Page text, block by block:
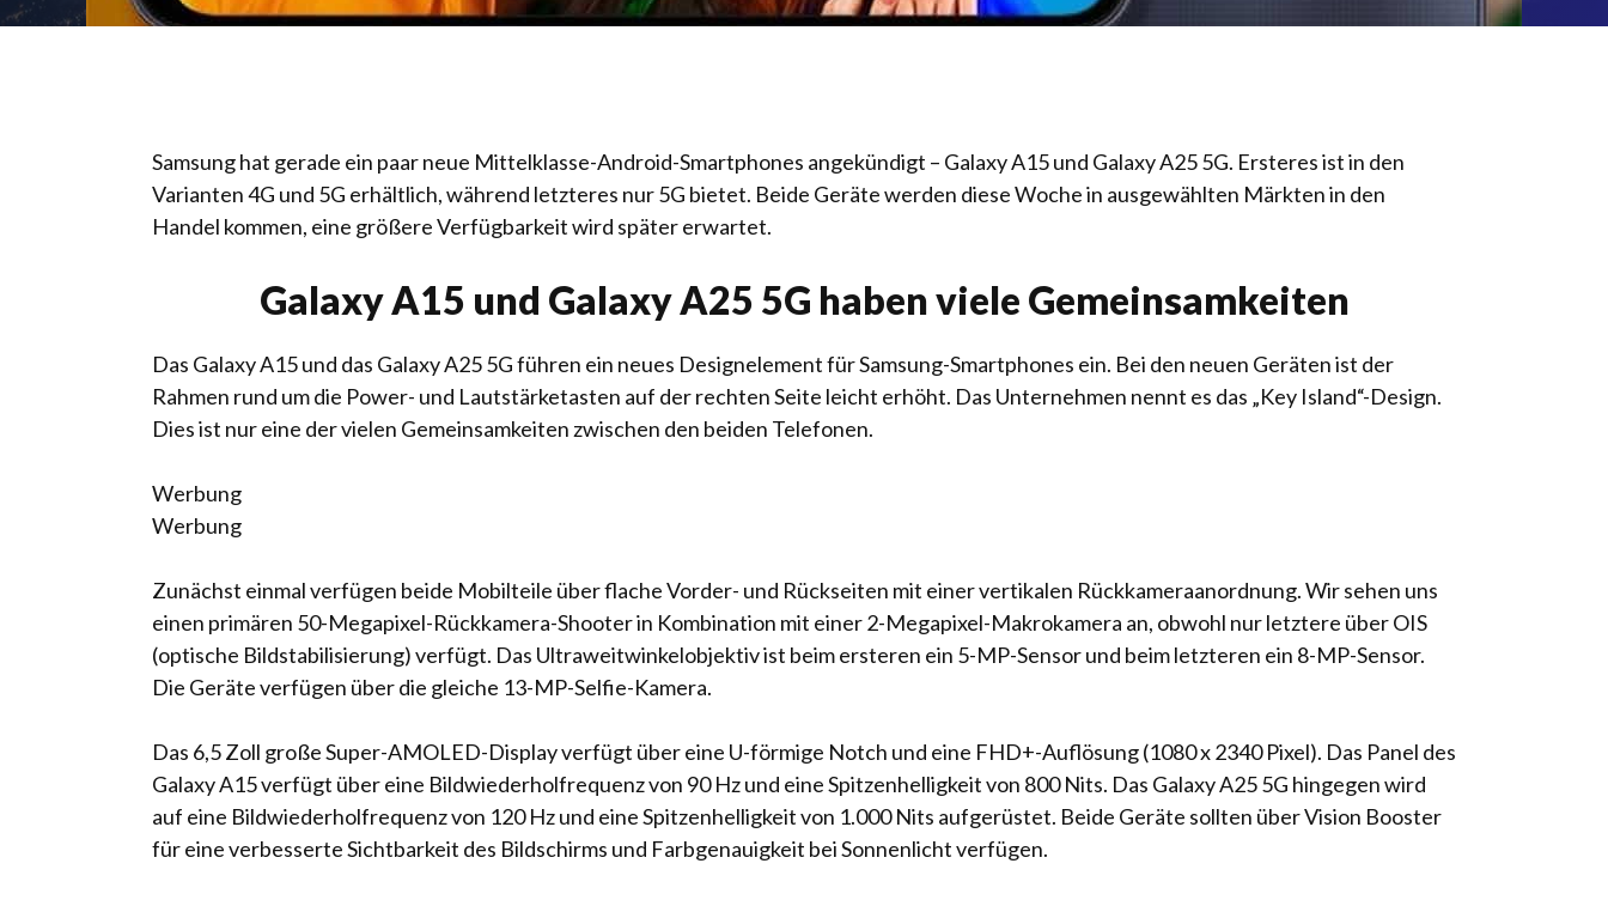
Samsung hat gerade ein paar neue Mittelklasse-Android-Smartphones angekündigt – Galaxy A15 und Galaxy A25 5G. Ersteres ist in den
Varianten 4G und 5G erhältlich, während letzteres nur 5G bietet. Beide Geräte werden diese Woche in ausgewählten Märkten in den
Handel kommen, eine größere Verfügbarkeit wird später erwartet.
Galaxy A15 und Galaxy A25 5G haben viele Gemeinsamkeiten
Das Galaxy A15 und das Galaxy A25 5G führen ein neues Designelement für Samsung-Smartphones ein. Bei den neuen Geräten ist der
Rahmen rund um die Power- und Lautstärketasten auf der rechten Seite leicht erhöht. Das Unternehmen nennt es das „Key Island“-Design.
Dies ist nur eine der vielen Gemeinsamkeiten zwischen den beiden Telefonen.
Werbung
Werbung
Zunächst einmal verfügen beide Mobilteile über flache Vorder- und Rückseiten mit einer vertikalen Rückkameraanordnung. Wir sehen uns
einen primären 50-Megapixel-Rückkamera-Shooter in Kombination mit einer 2-Megapixel-Makrokamera an, obwohl nur letztere über OIS
(optische Bildstabilisierung) verfügt. Das Ultraweitwinkelobjektiv ist beim ersteren ein 5-MP-Sensor und beim letzteren ein 8-MP-Sensor.
Die Geräte verfügen über die gleiche 13-MP-Selfie-Kamera.
Das 6,5 Zoll große Super-AMOLED-Display verfügt über eine U-förmige Notch und eine FHD+-Auflösung (1080 x 2340 Pixel). Das Panel des
Galaxy A15 verfügt über eine Bildwiederholfrequenz von 90 Hz und eine Spitzenhelligkeit von 800 Nits. Das Galaxy A25 5G hingegen wird
auf eine Bildwiederholfrequenz von 120 Hz und eine Spitzenhelligkeit von 1.000 Nits aufgerüstet. Beide Geräte sollten über Vision Booster
für eine verbesserte Sichtbarkeit des Bildschirms und Farbgenauigkeit bei Sonnenlicht verfügen.